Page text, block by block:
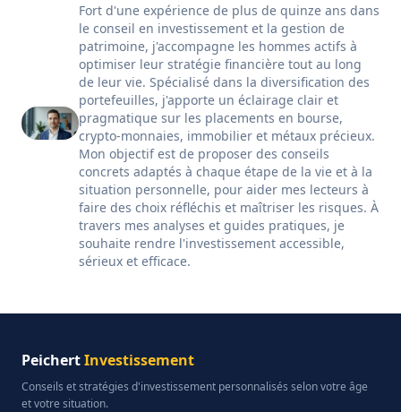
Fort d'une expérience de plus de quinze ans dans
le conseil en investissement et la gestion de
patrimoine, j'accompagne les hommes actifs à
optimiser leur stratégie financière tout au long
de leur vie. Spécialisé dans la diversification des
portefeuilles, j'apporte un éclairage clair et
pragmatique sur les placements en bourse,
crypto-monnaies, immobilier et métaux précieux.
Mon objectif est de proposer des conseils
concrets adaptés à chaque étape de la vie et à la
situation personnelle, pour aider mes lecteurs à
faire des choix réfléchis et maîtriser les risques. À
travers mes analyses et guides pratiques, je
souhaite rendre l'investissement accessible,
sérieux et efficace.
PeichertInvestissement
Conseils et stratégies d'investissement personnalisés selon votre âge
et votre situation.